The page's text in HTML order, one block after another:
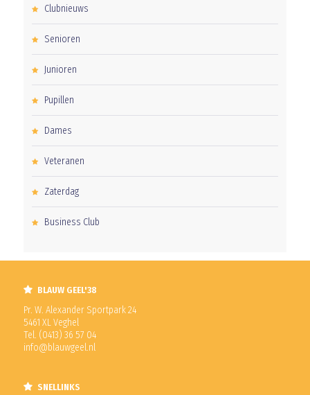
Clubnieuws
Senioren
Junioren
Pupillen
Dames
Veteranen
Zaterdag
Business Club
BLAUW GEEL'38
Pr. W. Alexander Sportpark 24
5461 XL Veghel
Tel. (0413) 36 57 04
info@blauwgeel.nl
SNELLINKS